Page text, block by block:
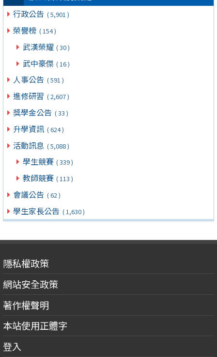
行政公告 ( 5,901 )
榮譽榜 ( 154 )
武漢榮耀 ( 30 )
武中豪傑 ( 16 )
人事公告 ( 591 )
進修研習 ( 2,607 )
獎學金公告 ( 33 )
升學資訊 ( 624 )
活動訊息 ( 5,088 )
學生競賽 ( 339 )
教師競賽 ( 113 )
會議公告 ( 62 )
學生家長公告 ( 1,630 )
隱私權政策
網站安全政策
著作權聲明
本站使用正體字
登入